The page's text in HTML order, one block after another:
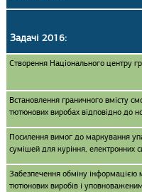
Задачі 2016:
Створення Національного центру
Встановлення граничного вмісту
тютюнових виробах відповідно до
Посилення вимог до маркування
сумішей для куріння, електронних
Забезпечення обміну
тютюнових виробів і